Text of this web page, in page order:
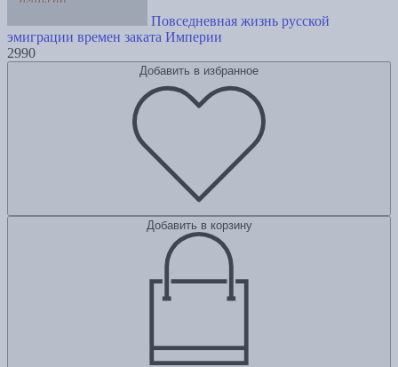
Повседневная жизнь русской
эмиграции времен заката Империи
2990
Добавить в избранное
Добавить в корзину